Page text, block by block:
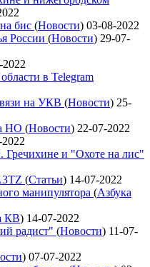
бис (Новости) 03-08-2022
России (Новости) 29-07-
2022
в Telegram
на УКВ (Новости) 25-
НО (Новости) 22-07-2022
и "Охоте на лис"
(Статьи) 14-07-2022
манипулятора (Азбука
КВ) 14-07-2022
радист" (Новости) 11-07-
) 07-07-2022